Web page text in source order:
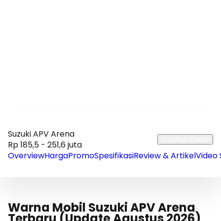
Suzuki APV Arena
Rp 185,5 - 251,6 juta
OverviewHargaPromoSpesifikasiReview & ArtikelVideo
Warna Mobil Suzuki APV Arena